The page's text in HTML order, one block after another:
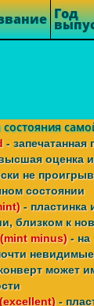
Год
состояния
- запечатанная
оценка
не
состоянии
- пластинка
близком к
minus)- на
может
-